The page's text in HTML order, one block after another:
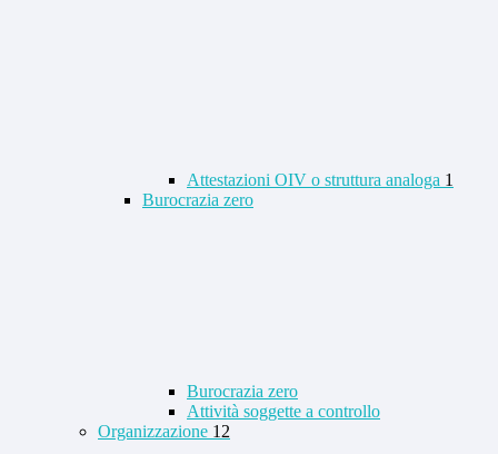
Attestazioni OIV o struttura analoga 1
Burocrazia zero
Burocrazia zero
Attività soggette a controllo
Organizzazione 12